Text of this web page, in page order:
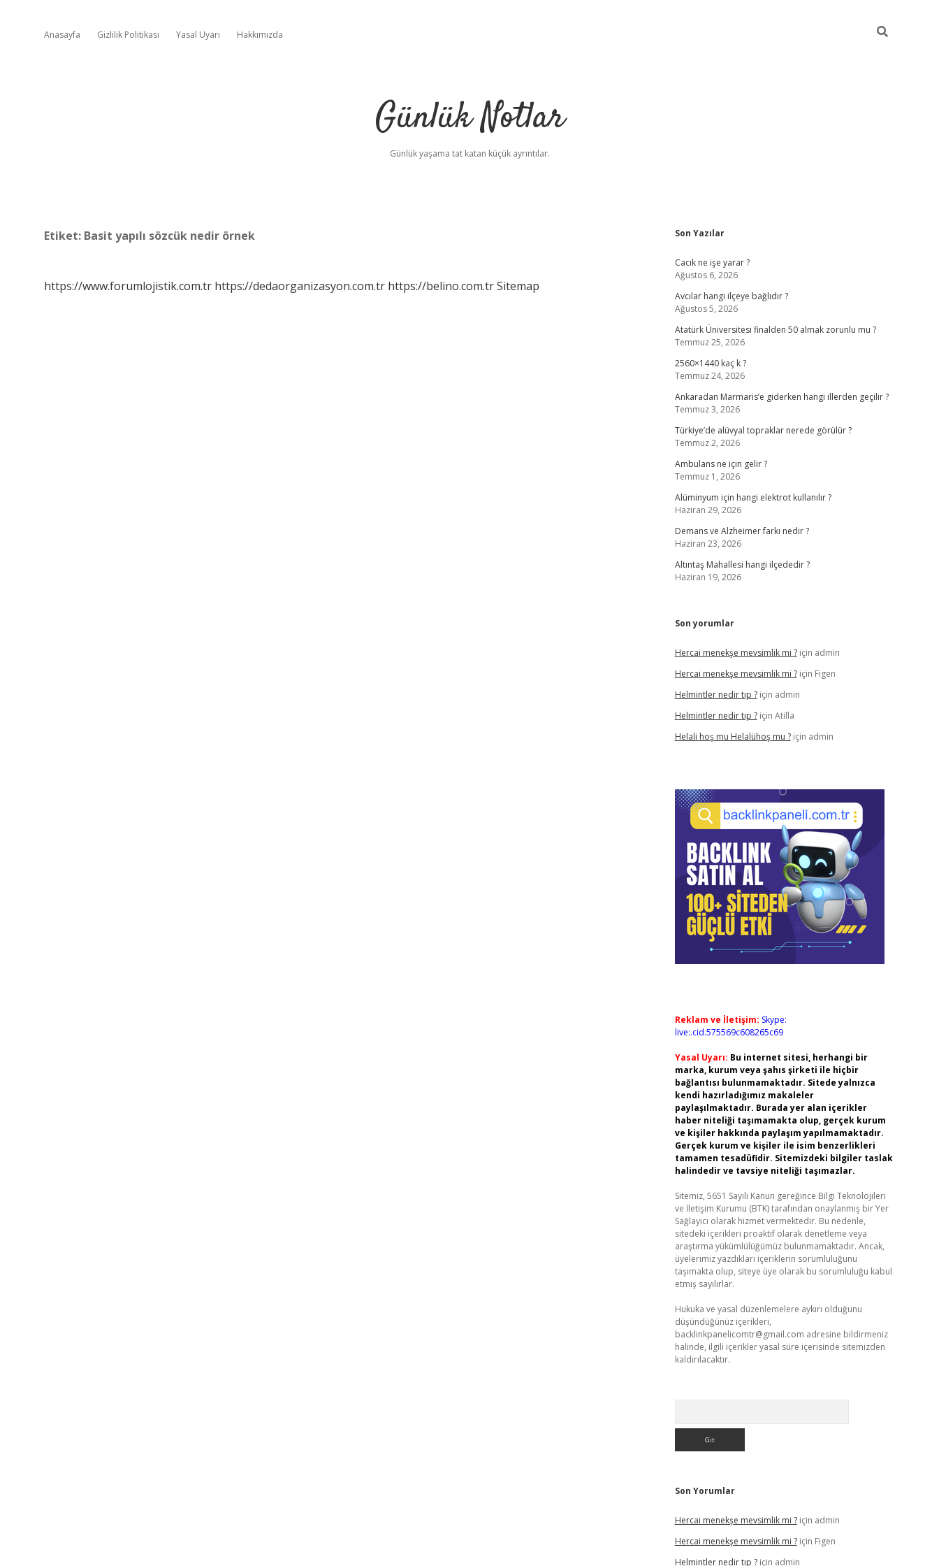
Anasayfa Gizlilik Politikası Yasal Uyarı Hakkımızda
Günlük Notlar
Günlük yaşama tat katan küçük ayrıntılar.
Etiket: Basit yapılı sözcük nedir örnek
https://www.forumlojistik.com.tr https://dedaorganizasyon.com.tr https://belino.com.trSitemap
Sidebar
Son Yazılar
Cacık ne işe yarar ?
Ağustos 6, 2026
Avcılar hangi ilçeye bağlıdır ?
Ağustos 5, 2026
Atatürk Üniversitesi finalden 50 almak zorunlu mu ?
Temmuz 25, 2026
2560×1440 kaç k ?
Temmuz 24, 2026
Ankaradan Marmaris’e giderken hangi illerden geçilir ?
Temmuz 3, 2026
Türkiye’de alüvyal topraklar nerede görülür ?
Temmuz 2, 2026
Ambulans ne için gelir ?
Temmuz 1, 2026
Alüminyum için hangi elektrot kullanılır ?
Haziran 29, 2026
Demans ve Alzheimer farkı nedir ?
Haziran 23, 2026
Altıntaş Mahallesi hangi ilçededir ?
Haziran 19, 2026
Son yorumlar
Hercai menekşe mevsimlik mi ?için admin
Hercai menekşe mevsimlik mi ?için Figen
Helmintler nedir tıp ?için admin
Helmintler nedir tıp ?için Atilla
Helali hoş mu Helalühoş mu ?için admin
Reklam ve İletişim: Skype:
live:.cid.575569c608265c69
Yasal Uyarı: Bu internet sitesi, herhangi bir
marka, kurum veya şahıs şirketi ile hiçbir
bağlantısı bulunmamaktadır. Sitede yalnızca
kendi hazırladığımız makaleler
paylaşılmaktadır. Burada yer alan içerikler
haber niteliği taşımamakta olup, gerçek kurum
ve kişiler hakkında paylaşım yapılmamaktadır.
Gerçek kurum ve kişiler ile isim benzerlikleri
tamamen tesadüfidir. Sitemizdeki bilgiler taslak
halindedir ve tavsiye niteliği taşımazlar.
Sitemiz, 5651 Sayılı Kanun gereğince Bilgi Teknolojileri
ve İletişim Kurumu (BTK) tarafından onaylanmış bir Yer
Sağlayıcı olarak hizmet vermektedir. Bu nedenle,
sitedeki içerikleri proaktif olarak denetleme veya
araştırma yükümlülüğümüz bulunmamaktadır. Ancak,
üyelerimiz yazdıkları içeriklerin sorumluluğunu
taşımakta olup, siteye üye olarak bu sorumluluğu kabul
etmiş sayılırlar.
Hukuka ve yasal düzenlemelere aykırı olduğunu
düşündüğünüz içerikleri,
backlinkpanelicomtr@gmail.com adresine bildirmeniz
halinde, ilgili içerikler yasal süre içerisinde sitemizden
kaldırılacaktır.
Son Yorumlar
Hercai menekşe mevsimlik mi ?için admin
Hercai menekşe mevsimlik mi ?için Figen
Helmintler nedir tıp ?için admin